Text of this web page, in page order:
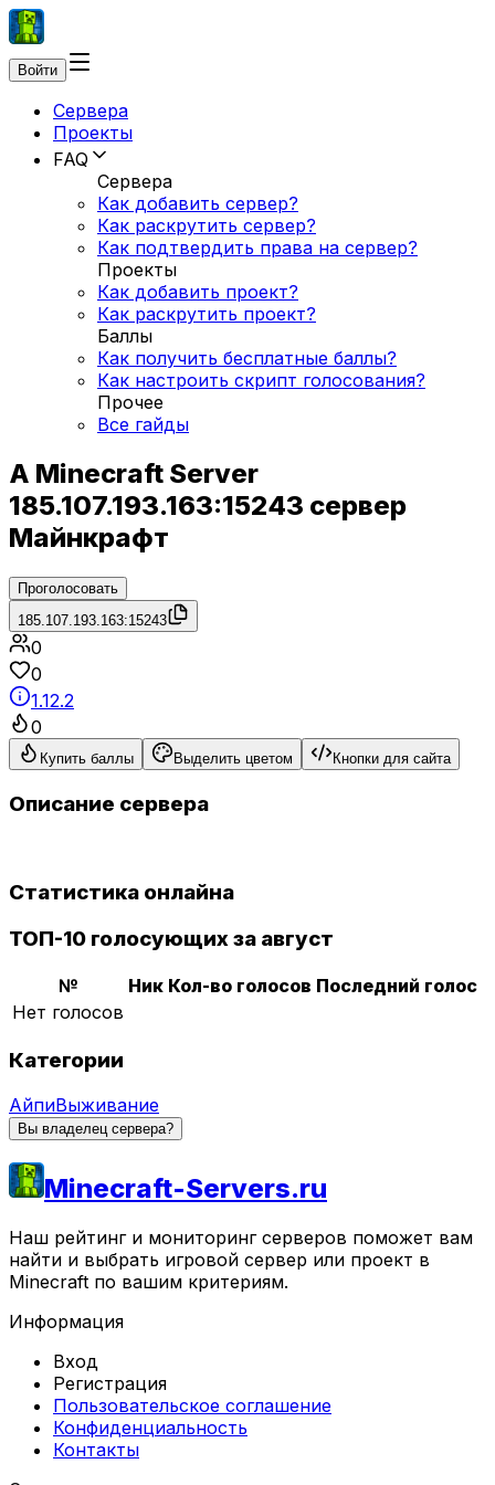
Войти
Сервера
Проекты
FAQ
Сервера
Как добавить сервер?
Как раскрутить сервер?
Как подтвердить права на сервер?
Проекты
Как добавить проект?
Как раскрутить проект?
Баллы
Как получить бесплатные баллы?
Как настроить скрипт голосования?
Прочее
Все гайды
A Minecraft Server
185.107.193.163:15243 сервер
Майнкрафт
Проголосовать
185.107.193.163:15243
0
0
1.12.2
0
Купить баллы Выделить цветом Кнопки для сайта
Описание сервера
Статистика онлайна
ТОП-10 голосующих за август
№ Ник Кол-во голосов Последний голос
Нет голосов
Категории
АйпиВыживание
Вы владелец сервера?
Minecraft-Servers.ru
Наш рейтинг и мониторинг серверов поможет вам
найти и выбрать игровой сервер или проект в
Minecraft по вашим критериям.
Информация
Вход
Регистрация
Пользовательское соглашение
Конфиденциальность
Контакты